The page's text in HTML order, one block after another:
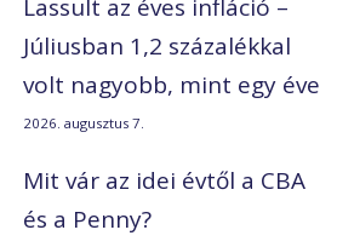
Lassult az éves infláció –
Júliusban 1,2 százalékkal
volt nagyobb, mint egy éve
2026. augusztus 7.
Mit vár az idei évtől a CBA
és a Penny?